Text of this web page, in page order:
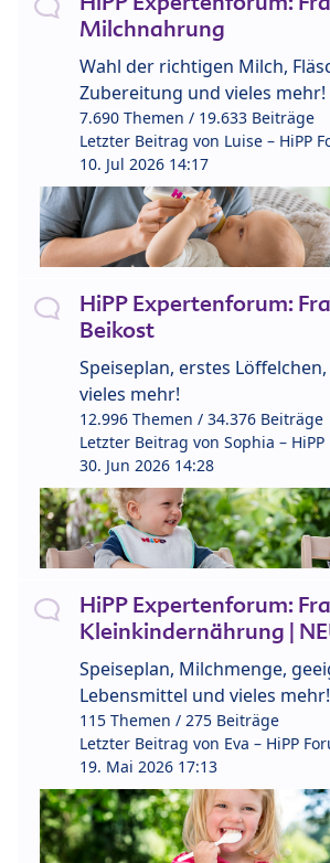
Milchnahrung
Wahl der richtigen Milch,
Zubereitung und vieles mehr!
7.690 Themen / 19.633 Beiträge
Letzter Beitrag von Luise – HiPP
10. Jul 2026 14:17
HiPP Expertenforum:
Beikost
Speiseplan, erstes
vieles mehr!
12.996 Themen / 34.376 Beiträge
Letzter Beitrag von Sophia –
30. Jun 2026 14:28
HiPP Expertenforum:
Kleinkindernährung |
Speiseplan, Milchmenge,
Lebensmittel und vieles mehr!
115 Themen / 275 Beiträge
Letzter Beitrag von Eva – HiPP
19. Mai 2026 17:13